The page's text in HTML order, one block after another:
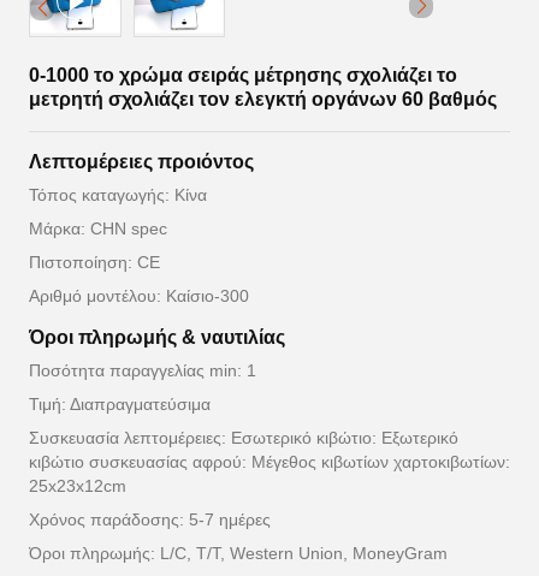
0-1000 το χρώμα σειράς μέτρησης σχολιάζει το
μετρητή σχολιάζει τον ελεγκτή οργάνων 60 βαθμός
Λεπτομέρειες προιόντος
Τόπος καταγωγής: Κίνα
Μάρκα: CHN spec
Πιστοποίηση: CE
Αριθμό μοντέλου: Καίσιο-300
Όροι πληρωμής & ναυτιλίας
Ποσότητα παραγγελίας min: 1
Τιμή: Διαπραγματεύσιμα
Συσκευασία λεπτομέρειες: Εσωτερικό κιβώτιο: Εξωτερικό
κιβώτιο συσκευασίας αφρού: Μέγεθος κιβωτίων χαρτοκιβωτίων:
25x23x12cm
Χρόνος παράδοσης: 5-7 ημέρες
Όροι πληρωμής: L/C, T/T, Western Union, MoneyGram